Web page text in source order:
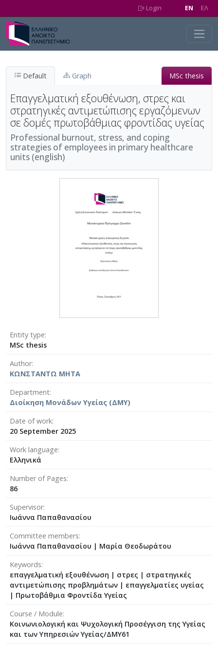
Login EN EΛ
Default Graph MSc thesis
Επαγγελματική εξουθένωση, στρες και
στρατηγικές αντιμετώπισης εργαζόμενων
σε δομές πρωτοβάθμιας φροντίδας υγείας
Professional burnout, stress, and coping
strategies of employees in primary healthcare
units (english)
Entity type
MSc thesis
Author
ΚΩΝΣΤΑΝΤΩ ΜΗΤΑ
Department
Διοίκηση Μονάδων Υγείας (ΔΜΥ)
Date of work
20 September 2025
Work language
Ελληνικά
Number of Pages
86
Supervisor
Ιωάννα Παπαθανασίου
Committee members
Ιωάννα Παπαθανασίου | Μαρία Θεοδωράτου
Keywords
επαγγελματική εξουθένωση | στρες | στρατηγικές
αντιμετώπισης προβλημάτων | επαγγελματίες υγείας
| Πρωτοβ΄άθμια Φροντίδα Υγείας
Course / Module
Κοινωνιολογική και Ψυχολογική Προσέγγιση της Υγείας
και των Υπηρεσιών Υγείας/ΔΜΥ61